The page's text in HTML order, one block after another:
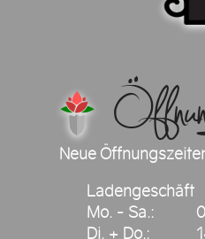
Neue
Ladengeschäft
Mo. - Sa.:
Di. + Do.: